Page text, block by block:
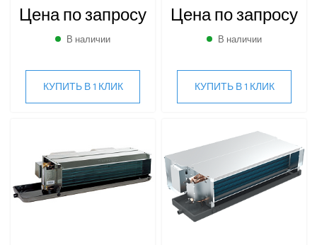
Цена по запросу
В наличии
КУПИТЬ В 1 КЛИК
Цена по запросу
В наличии
КУПИТЬ В 1 КЛИК